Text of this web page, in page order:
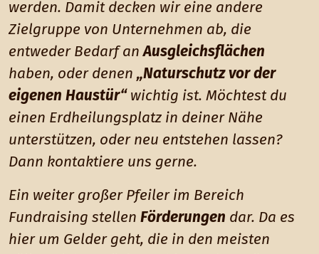
werden. Damit decken wir eine andere
Zielgruppe von Unternehmen ab, die
entweder Bedarf anAusgleichsflächen
haben, oder denen „Naturschutz vor der
eigenen Haustür“ wichtig ist. Möchtest du
einen Erdheilungsplatz in deiner Nähe
unterstützen, oder neu entstehen lassen?
Dann kontaktiere uns gerne.
Ein weiter großer Pfeiler im Bereich
Fundraising stellen Förderungen dar. Da es
hier um Gelder geht, die in den meisten